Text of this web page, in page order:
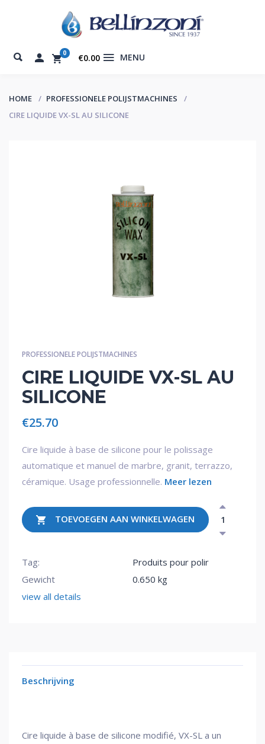
0 €0.00 MENU
HOME
PROFESSIONELE POLIJSTMACHINES
CIRE LIQUIDE VX-SL AU SILICONE
PROFESSIONELE POLIJSTMACHINES
CIRE LIQUIDE VX-SL AU
SILICONE
€25.70
Cire liquide à base de silicone pour le polissage
automatique et manuel de marbre, granit, terrazzo,
céramique. Usage professionnelle. Meer lezen
TOEVOEGEN AAN WINKELWAGEN
Tag:
Produits pour polir
Gewicht
0.650 kg
view all details
Beschrijving
Cire liquide à base de silicone modifié, VX-SL a un